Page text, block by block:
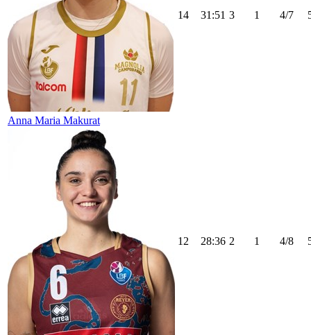
Anna Maria Makurat
14 31:51 3 1 4/7
12 28:36 2 1 4/8